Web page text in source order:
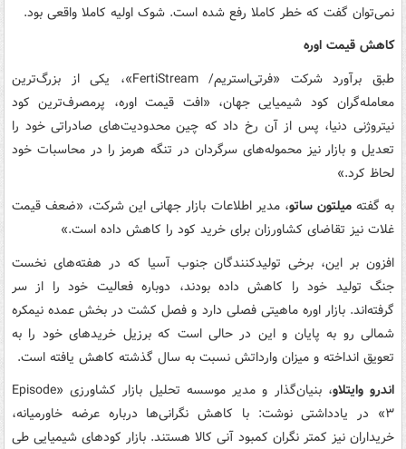
نمی‌توان گفت که خطر کاملا رفع شده است. شوک اولیه کاملا واقعی بود.
کاهش قیمت اوره
طبق برآورد شرکت «فرتی‌استریم/ FertiStream»، یکی از بزرگ‌ترین
معامله‌گران کود شیمیایی جهان، «افت قیمت اوره، پرمصرف‌ترین کود
نیتروژنی دنیا، پس از آن رخ داد که چین محدودیت‌های صادراتی خود را
تعدیل و بازار نیز محموله‌های سرگردان در تنگه هرمز را در محاسبات خود
لحاظ کرد.»
به گفتهمیلتون ساتو، مدیر اطلاعات بازار جهانی این شرکت، «ضعف قیمت
غلات نیز تقاضای کشاورزان برای خرید کود را کاهش داده است.»
افزون بر این، برخی تولیدکنندگان جنوب آسیا که در هفته‌های نخست
جنگ تولید خود را کاهش داده بودند، دوباره فعالیت خود را از سر
گرفته‌اند. بازار اوره ماهیتی فصلی دارد و فصل کشت در بخش عمده نیمکره
شمالی رو به پایان و این در حالی است که برزیل خریدهای خود را به
تعویق انداخته و میزان وارداتش نسبت به سال گذشته کاهش یافته است.
اندرو وایتلاو
، بنیان‌گذار و مدیر موسسه تحلیل بازار کشاورزی «Episode
۳» در یادداشتی نوشت: با کاهش نگرانی‌ها درباره عرضه خاورمیانه،
خریداران نیز کمتر نگران کمبود آنی کالا هستند. بازار کودهای شیمیایی طی